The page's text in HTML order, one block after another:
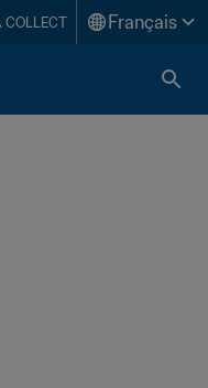
COLLECT Français